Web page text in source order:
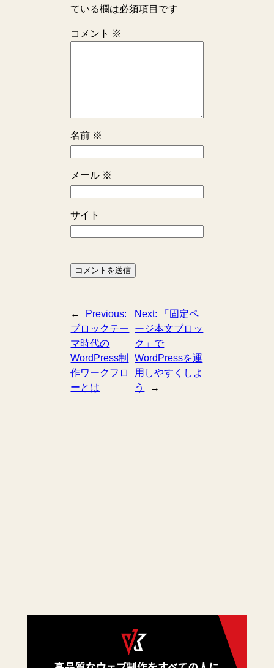
ている欄は必須項目です
コメント ※
名前 ※
メール ※
サイト
←
Previous:
ブロックテー
マ時代の
WordPress制
作ワークフロ
ーとは
Next:
「固定ペ
ージ本文ブロッ
ク」で
WordPressを運
用しやすくしよ
う
→